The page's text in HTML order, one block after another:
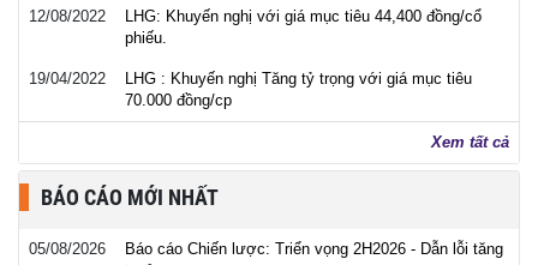
12/08/2022
LHG: Khuyến nghị với giá mục tiêu 44,400 đồng/cổ
phiếu.
19/04/2022
LHG : Khuyến nghị Tăng tỷ trọng với giá mục tiêu
70.000 đồng/cp
Xem tất cả
BÁO CÁO MỚI NHẤT
05/08/2026
Báo cáo Chiến lược: Triển vọng 2H2026 - Dẫn lỗi tăng